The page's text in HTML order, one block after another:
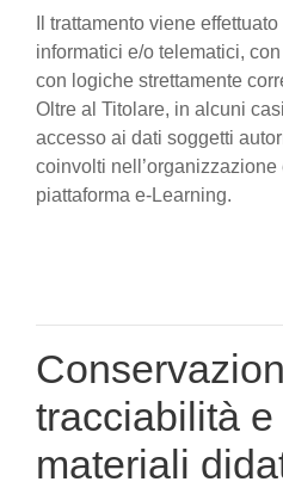
Il trattamento viene
informatici e/o telematici,
con logiche strettamente
Oltre al Titolare, in alcuni
accesso ai dati soggetti
coinvolti
piattaforma e-Learning.
tracciabilità
materiali